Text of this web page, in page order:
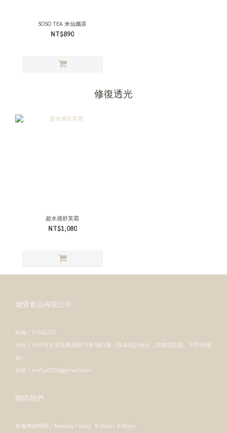
SOSO TEA 米仙孅茶
NT$890
修復透光
超水感舒芙霜
NT$1,080
嬤寶食品有限公司
統編 / 91042232
地址 / 台中市大里區東南路73巷5號1樓（僅為登記地址，非實體店面，不對外開
放）
信箱 / mifiya0322@gmail.com
聯絡我們
客服專線時間 / Monday-Friday 8:30am-4:30pm